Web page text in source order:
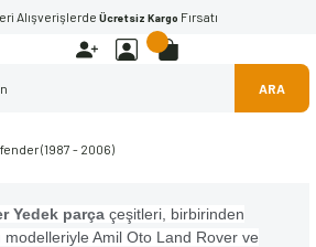
Alışverişlerde Ücretsiz Kargo Fırsatı
ARA
(1987 - 2006)
Yedek parça çeşitleri, birbirinden
modelleriyle Amil Oto Land Rover ve